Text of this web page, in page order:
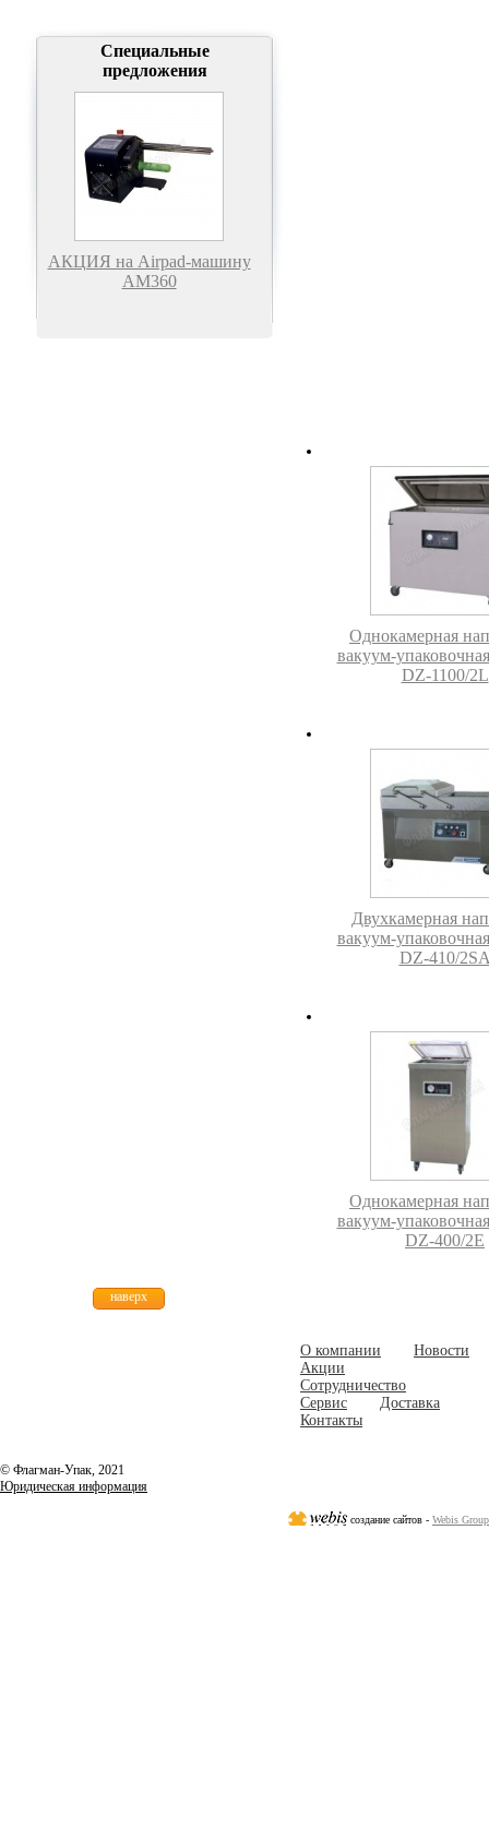
Специальные
предложения
АКЦИЯ на Airpad-машину
АМ360
Однокамерная
вакуум-
DZ-1100/2L
Двухкамерная
вакуум-
DZ-410/
Однокамерная
вакуум-
DZ-400/2E
О компании
Новости
Акции
Сотрудничество
Сервис
Доставка
Контакты
© Флагман-Упак, 2021
Юридическая информация
создание сайтов - Webis Group
наверх